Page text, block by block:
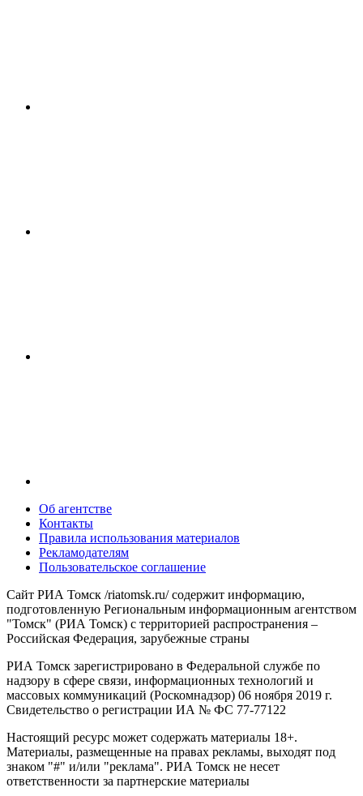
Об агентстве
Контакты
Правила использования материалов
Рекламодателям
Пользовательское соглашение
Сайт РИА Томск /riatomsk.ru/ содержит информацию,
подготовленную Региональным информационным агентством
"Томск" (РИА Томск) с территорией распространения –
Российская Федерация, зарубежные страны
РИА Томск зарегистрировано в Федеральной службе по
надзору в сфере связи, информационных технологий и
массовых коммуникаций (Роскомнадзор) 06 ноября 2019 г.
Свидетельство о регистрации ИА № ФС 77-77122
Настоящий ресурс может содержать материалы 18+.
Материалы, размещенные на правах рекламы, выходят под
знаком "#" и/или "реклама". РИА Томск не несет
ответственности за партнерские материалы